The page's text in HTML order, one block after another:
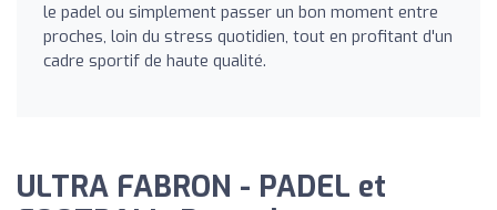
le padel ou simplement passer un bon moment entre
proches, loin du stress quotidien, tout en profitant d'un
cadre sportif de haute qualité.
ULTRA FABRON - PADEL et